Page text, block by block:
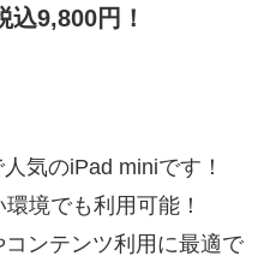
9,800円！
気のiPad miniです！
境でも利用可能！
ンテンツ利用に最適で